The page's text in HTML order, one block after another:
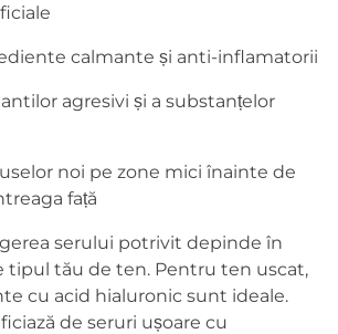
calmante și anti-inflamatorii
agresivi și a substanțelor
noi pe zone mici înainte de
față
serului potrivit depinde în
tipul tău de ten. Pentru ten uscat,
cu acid hialuronic sunt ideale.
de seruri ușoare cu